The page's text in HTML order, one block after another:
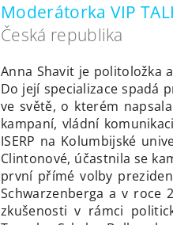
Moderátorka VIP
Česká republika
Anna Shavit je politoložka
Do její specializace spadá
ve světě, o kterém
kampaní, vládní
ISERP na Kolumbijské
Clintonové, účastnila se
první přímé volby
Schwarzenberga a v roce
zkušenosti v rámci